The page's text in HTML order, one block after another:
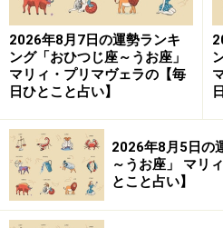
2026年8月7日の運勢ランキ
ング「おひつじ座～うお座」
マリィ・プリマヴェラの【毎
日ひとこと占い】
2026年8月5日の
～うお座」 マリ
とこと占い】